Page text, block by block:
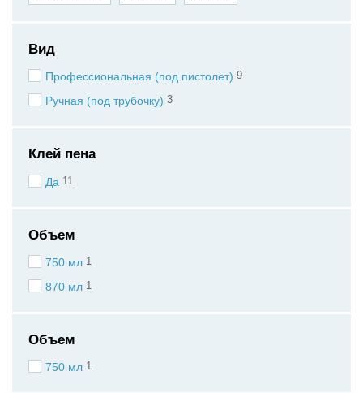
Вид
Профессиональная (под пистолет) 9
Ручная (под трубочку) 3
Клей пена
Да 11
Объем
750 мл 1
870 мл 1
Объем
750 мл 1